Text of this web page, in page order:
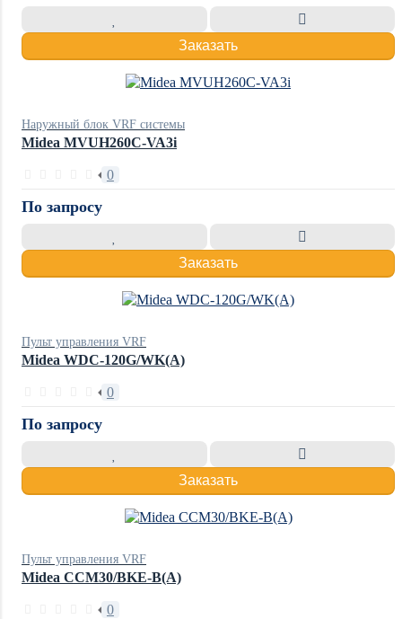
Заказать
Наружный блок VRF системы
Midea MVUH260C-VA3i
0
По запросу
Заказать
Пульт управления VRF
Midea WDC-120G/WK(A)
0
По запросу
Заказать
Пульт управления VRF
Midea CCM30/BKE-B(A)
0